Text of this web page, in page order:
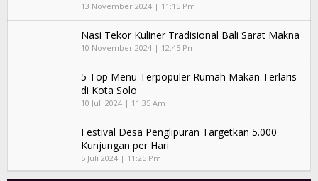
13 November 2024 | 11:15 Pm
Nasi Tekor Kuliner Tradisional Bali Sarat Makna
10 November 2024 | 12:45 Pm
5 Top Menu Terpopuler Rumah Makan Terlaris
di Kota Solo
10 Juli 2024 | 11:35 Am
Festival Desa Penglipuran Targetkan 5.000
Kunjungan per Hari
5 Juli 2024 | 11:25 Pm